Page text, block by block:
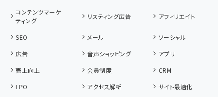
コンテンツマーケ
ティング
リスティング広告 アフィリエイト
SEO メール
ソーシャル
広告
音声ショッピング
アプリ
売上向上
会員制度
CRM
LPO
アクセス解析
サイト最適化